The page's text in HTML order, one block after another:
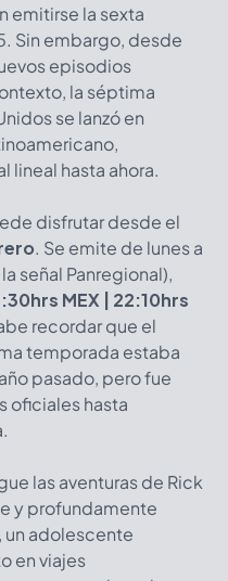
emitirse la sexta
Sin embargo, desde
episodios
la séptima
se lanzó en
lineal hasta ahora.
disfrutar desde el
. Se emite de lunes a
señal Panregional),
MEX | 22:10hrs
recordar que el
temporada estaba
pasado, pero fue
oficiales hasta
las aventuras de Rick
y profundamente
un adolescente
en viajes